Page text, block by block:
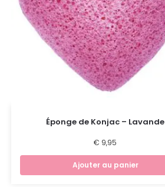
Éponge de Konjac – Lavande
€ 9,95
Ajouter au panier